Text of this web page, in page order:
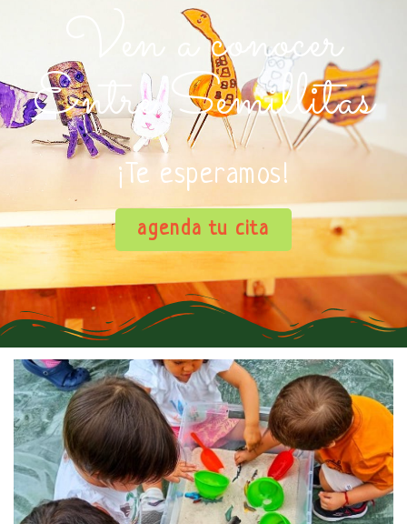
Ven a conocer
Entre Semillitas
¡Te esperamos!
agenda tu cita